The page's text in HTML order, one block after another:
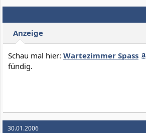
Anzeige
Schau mal hier: Wartezimmer Spass
fündig.
30.01.2006